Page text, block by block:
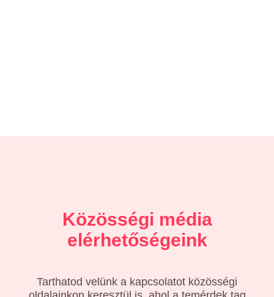
Közösségi média
elérhetőségeink
Tarthatod velünk a kapcsolatot közösségi